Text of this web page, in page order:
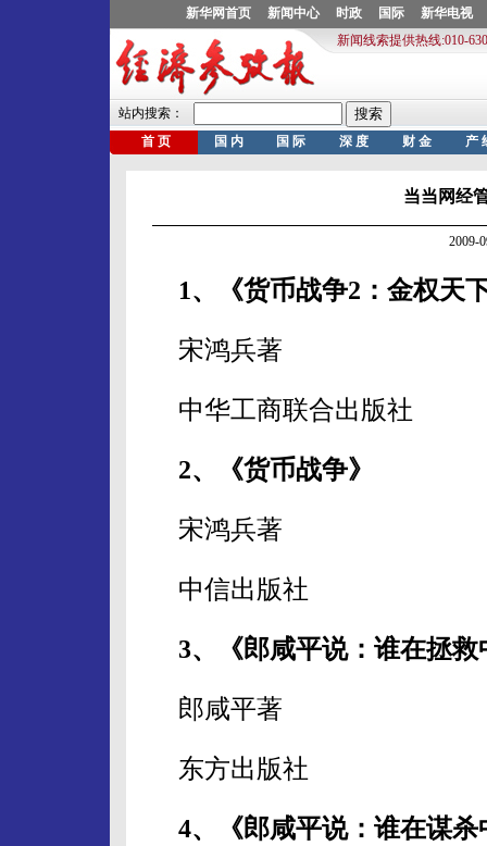
当当网经
2009-
1、《货币战争2：金权天
宋鸿兵著
中华工商联合出版社
2、《货币战争》
宋鸿兵著
中信出版社
3、《郎咸平说：谁在拯
郎咸平著
东方出版社
4、《郎咸平说：谁在谋杀